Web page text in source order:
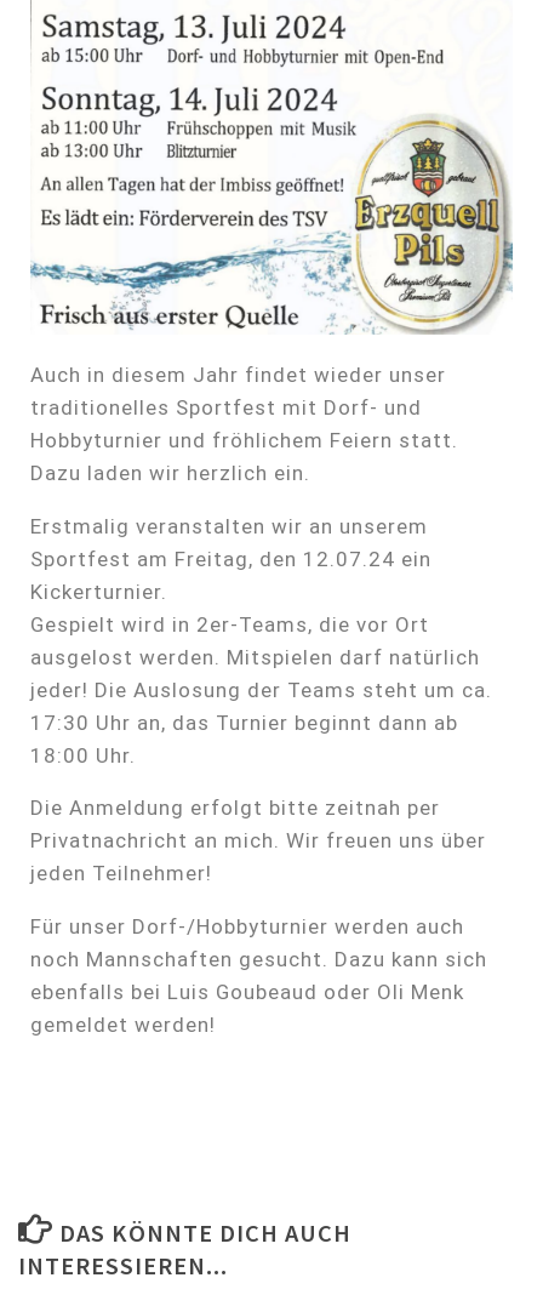
Auch in diesem Jahr findet wieder unser
traditionelles Sportfest mit Dorf- und
Hobbyturnier und fröhlichem Feiern statt.
Dazu laden wir herzlich ein.
Erstmalig veranstalten wir an unserem
Sportfest am Freitag, den 12.07.24 ein
Kickerturnier.
Gespielt wird in 2er-Teams, die vor Ort
ausgelost werden. Mitspielen darf natürlich
jeder! Die Auslosung der Teams steht um ca.
17:30 Uhr an, das Turnier beginnt dann ab
18:00 Uhr.
Die Anmeldung erfolgt bitte zeitnah per
Privatnachricht an mich. Wir freuen uns über
jeden Teilnehmer!
Für unser Dorf-/Hobbyturnier werden auch
noch Mannschaften gesucht. Dazu kann sich
ebenfalls bei Luis Goubeaud oder Oli Menk
gemeldet werden!
DAS KÖNNTE DICH AUCH
INTERESSIEREN...